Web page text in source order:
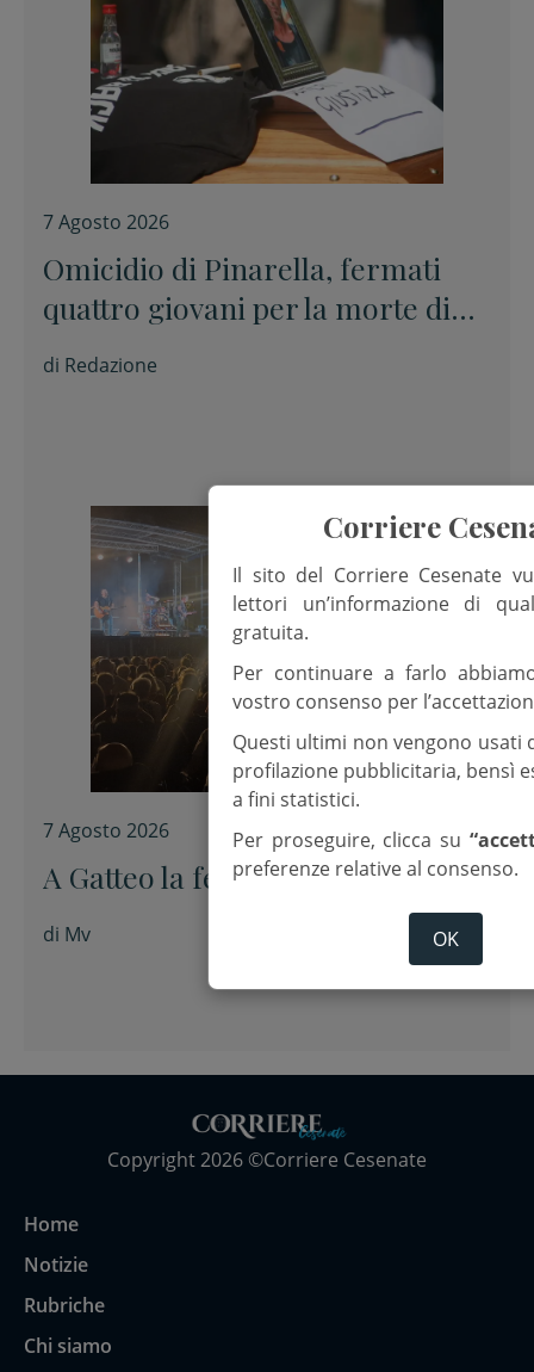
7 Agosto 2026
Omicidio di Pinarella, fermati
quattro giovani per la morte di
Nicola Musiani
di Redazione
7 Agosto 2026
A Gatteo la festa di San Lorenzo
di Mv
Copyright 2026 ©Corriere Cesenate
Home
Notizie
Rubriche
Chi siamo
Corriere
Il sito del Corriere Cesenate
lettori un’informazione di
gratuita.
Per continuare a farlo
vostro consenso per
Questi ultimi non vengono usati
profilazione pubblicitaria, bensì
a fini statistici.
Per proseguire, clicca su
preferenze relative al consenso.
OK